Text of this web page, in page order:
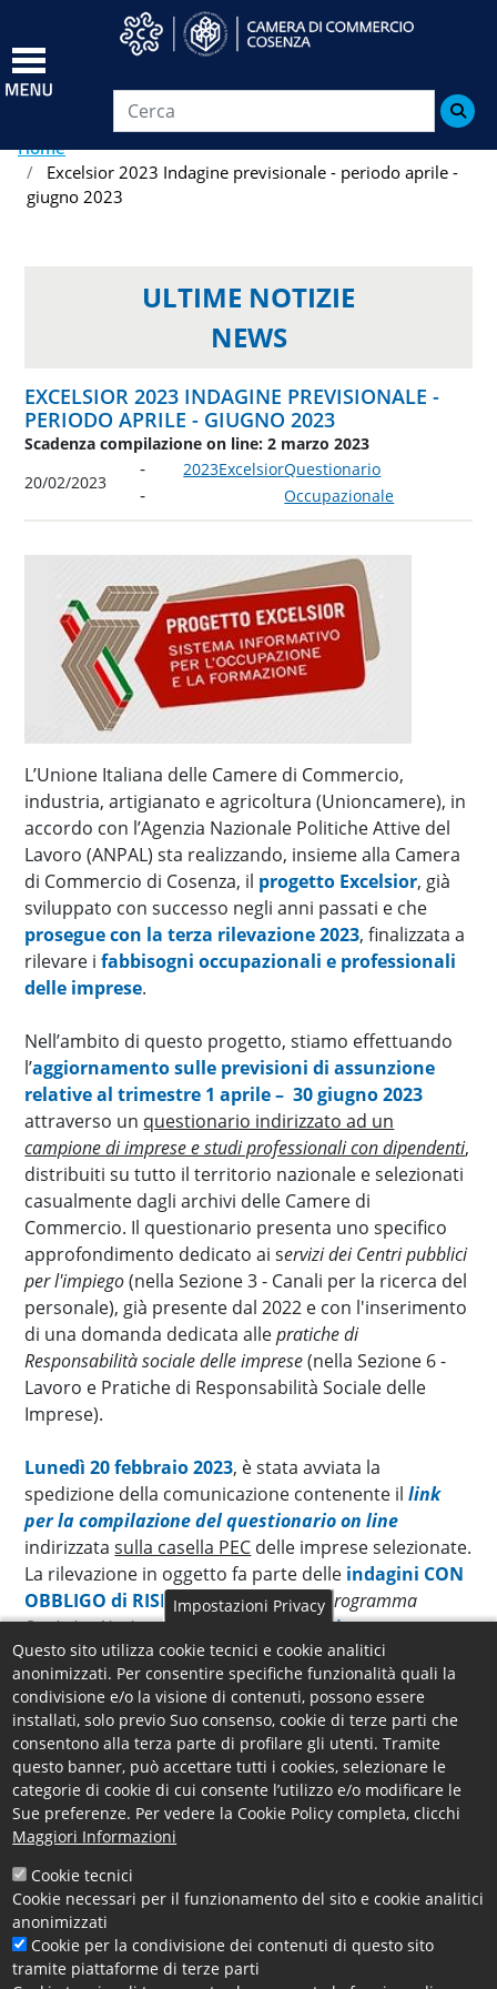
al
principale

Home
Excelsior 2023 Indagine previsionale - periodo aprile -
giugno 2023
ULTIME NOTIZIE
NEWS
EXCELSIOR 2023 INDAGINE PREVISIONALE -
PERIODO APRILE - GIUGNO 2023
Scadenza compilazione on line: 2 marzo 2023
20/02/2023
2023ExcelsiorQuestionario
Occupazionale
L’Unione Italiana delle Camere di Commercio,
industria, artigianato e agricoltura (Unioncamere), in
accordo con l’Agenzia Nazionale Politiche Attive del
Lavoro (ANPAL) sta realizzando, insieme alla Camera
di Commercio di Cosenza, il progetto Excelsior, già
sviluppato con successo negli anni passati e che
prosegue con la terza rilevazione 2023, finalizzata a
rilevare ifabbisogni occupazionali e professionali
delle imprese.
Nell’ambito di questo progetto, stiamo effettuando
l’aggiornamento sulle previsioni di assunzione
relative al trimestre 1 aprile – 30 giugno 2023
attraverso un questionario indirizzato ad un
campione di imprese e studi professionali con dipendenti,
distribuiti su tutto il territorio nazionale e selezionati
casualmente dagli archivi delle Camere di
Commercio. Il questionario presenta uno specifico
approfondimento dedicato ai servizi dei Centri pubblici
per l'impiego(nella Sezione 3 - Canali per la ricerca del
personale), già presente dal 2022 e con l'inserimento
di una domanda dedicata allepratiche di
Responsabilità sociale delle imprese(nella Sezione 6 -
Lavoro e Pratiche di Responsabilità Sociale delle
Imprese).
Lunedì 20 febbraio 2023, è stata avviata la
spedizione della comunicazione contenente illink
per la compilazione del questionario on line
indirizzatasulla casella PEC delle imprese selezionate.
La rilevazione in oggetto fa parte delle indagini CON
OBBLIGO di RISPOSTApreviste dalProgramma
Statistico Nazionale
la scadenza per la
compilazioneè fissataentro giovedì 2 marzo 2023
salvo proroghe che saranno, eventualmente, indicate
su questa pagina.
Le imprese che compilano integralmente il
questionario,NON verranno più incluse nel
campione d’indagine per i prossimi tre trimestri.
Per l'assistenza alle imprese
Cosenza circa la compilazione del questionario
Excelsior,
negli orari d'ufficioai recapiti0984 815 259 -0984
815 213 - 0984 815 254 - 0984 815 256 -
Impostazioni Privacy
Questo sito utilizza cookie tecnici e cookie analitici
anonimizzati. Per consentire specifiche funzionalità quali la
condivisione e/o la visione di contenuti, possono essere
installati, solo previo Suo consenso, cookie di terze parti che
consentono alla terza parte di profilare gli utenti. Tramite
questo banner, può accettare tutti i cookies, selezionare le
categorie di cookie di cui consente l’utilizzo e/o modificare le
Sue preferenze. Per vedere la Cookie Policy completa, clicchi
Maggiori Informazioni
Cookie tecnici
Cookie necessari per il funzionamento del sito e cookie analitici
anonimizzati
Cookie per la condivisione dei contenuti di questo sito
tramite piattaforme di terze parti